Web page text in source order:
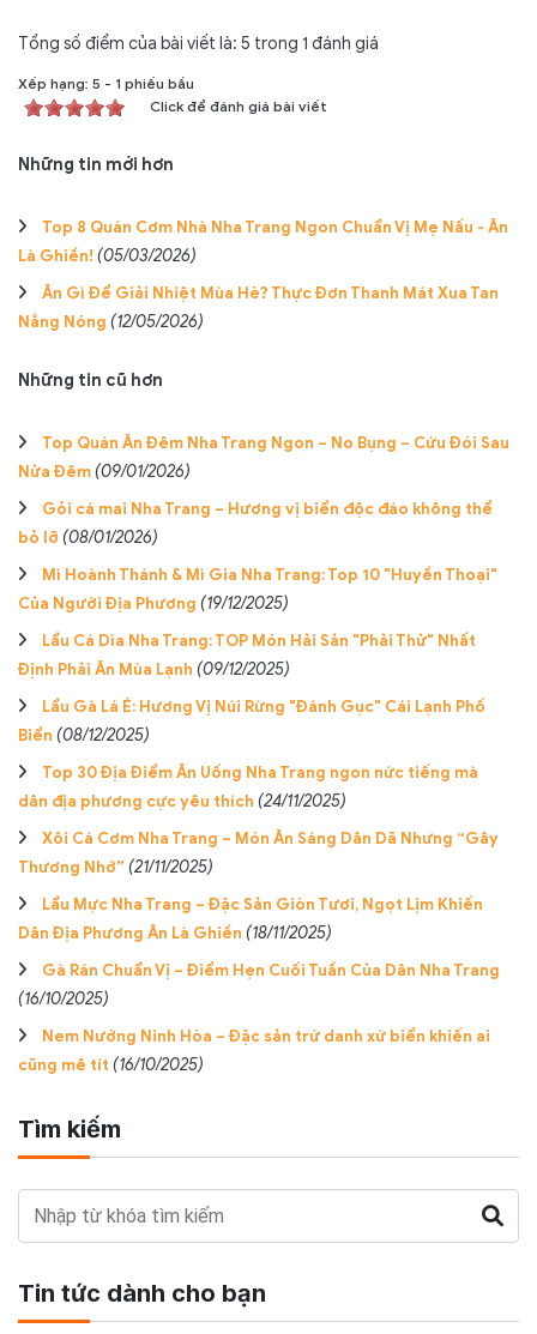
Tổng số điểm của bài viết là: 5 trong 1 đánh giá
Xếp hạng: 5 - 1 phiếu bầu
Click để đánh giá bài viết
Những tin mới hơn
Top 8 Quán Cơm Nhà Nha Trang Ngon Chuẩn Vị Mẹ Nấu - Ăn
Là Ghiền! (05/03/2026)
Ăn Gì Để Giải Nhiệt Mùa Hè? Thực Đơn Thanh Mát Xua Tan
Nắng Nóng (12/05/2026)
Những tin cũ hơn
Top Quán Ăn Đêm Nha Trang Ngon – No Bụng – Cứu Đói Sau
Nửa Đêm(09/01/2026)
Gỏi cá mai Nha Trang – Hương vị biển độc đáo không thể
bỏ lỡ (08/01/2026)
Mì Hoành Thánh & Mì Gia Nha Trang: Top 10 "Huyền Thoại"
Của Người Địa Phương (19/12/2025)
Lẩu Cá Dìa Nha Trang: TOP Món Hải Sản "Phải Thử" Nhất
Định Phải Ăn Mùa Lạnh (09/12/2025)
Lẩu Gà Lá É: Hương Vị Núi Rừng "Đánh Gục" Cái Lạnh Phố
Biển (08/12/2025)
Top 30 Địa Điểm Ăn Uống Nha Trang ngon nức tiếng mà
dân địa phương cực yêu thích (24/11/2025)
Xôi Cá Cơm Nha Trang – Món Ăn Sáng Dân Dã Nhưng “Gây
Thương Nhớ”(21/11/2025)
Lẩu Mực Nha Trang – Đặc Sản Giòn Tươi, Ngọt Lịm Khiến
Dân Địa Phương Ăn Là Ghiền (18/11/2025)
Gà Rán Chuẩn Vị – Điểm Hẹn Cuối Tuần Của Dân Nha Trang
(16/10/2025)
Nem Nướng Ninh Hòa – Đặc sản trứ danh xứ biển khiến ai
cũng mê tít (16/10/2025)
Tìm kiếm
Tin tức dành cho bạn